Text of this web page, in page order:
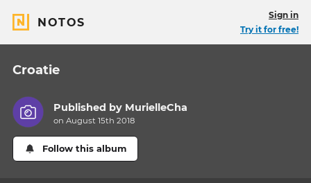
NOTOS
Sign in
Try it for free!
Croatie
Published by MurielleCha
on August 15th 2018
Follow this album